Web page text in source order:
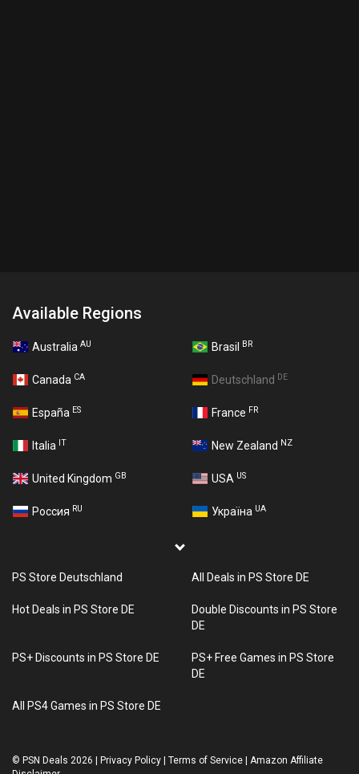
Available Regions
Australia AU Brasil BR
Canada CA Deutschland DE
España ES France FR
Italia IT New Zealand NZ
United Kingdom GB USA US
Россия RU Україна UA
PS Store Deutschland All Deals in PS Store DE
Hot Deals in PS Store DE
Double Discounts in PS Store
DE
PS+ Discounts in PS Store DE
PS+ Free Games in PS Store
DE
All PS4 Games in PS Store DE
© PSN Deals 2026 Privacy Policy Terms of Service
Amazon Affiliate